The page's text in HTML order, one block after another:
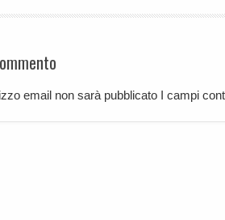
email non sarà pubblicato I campi